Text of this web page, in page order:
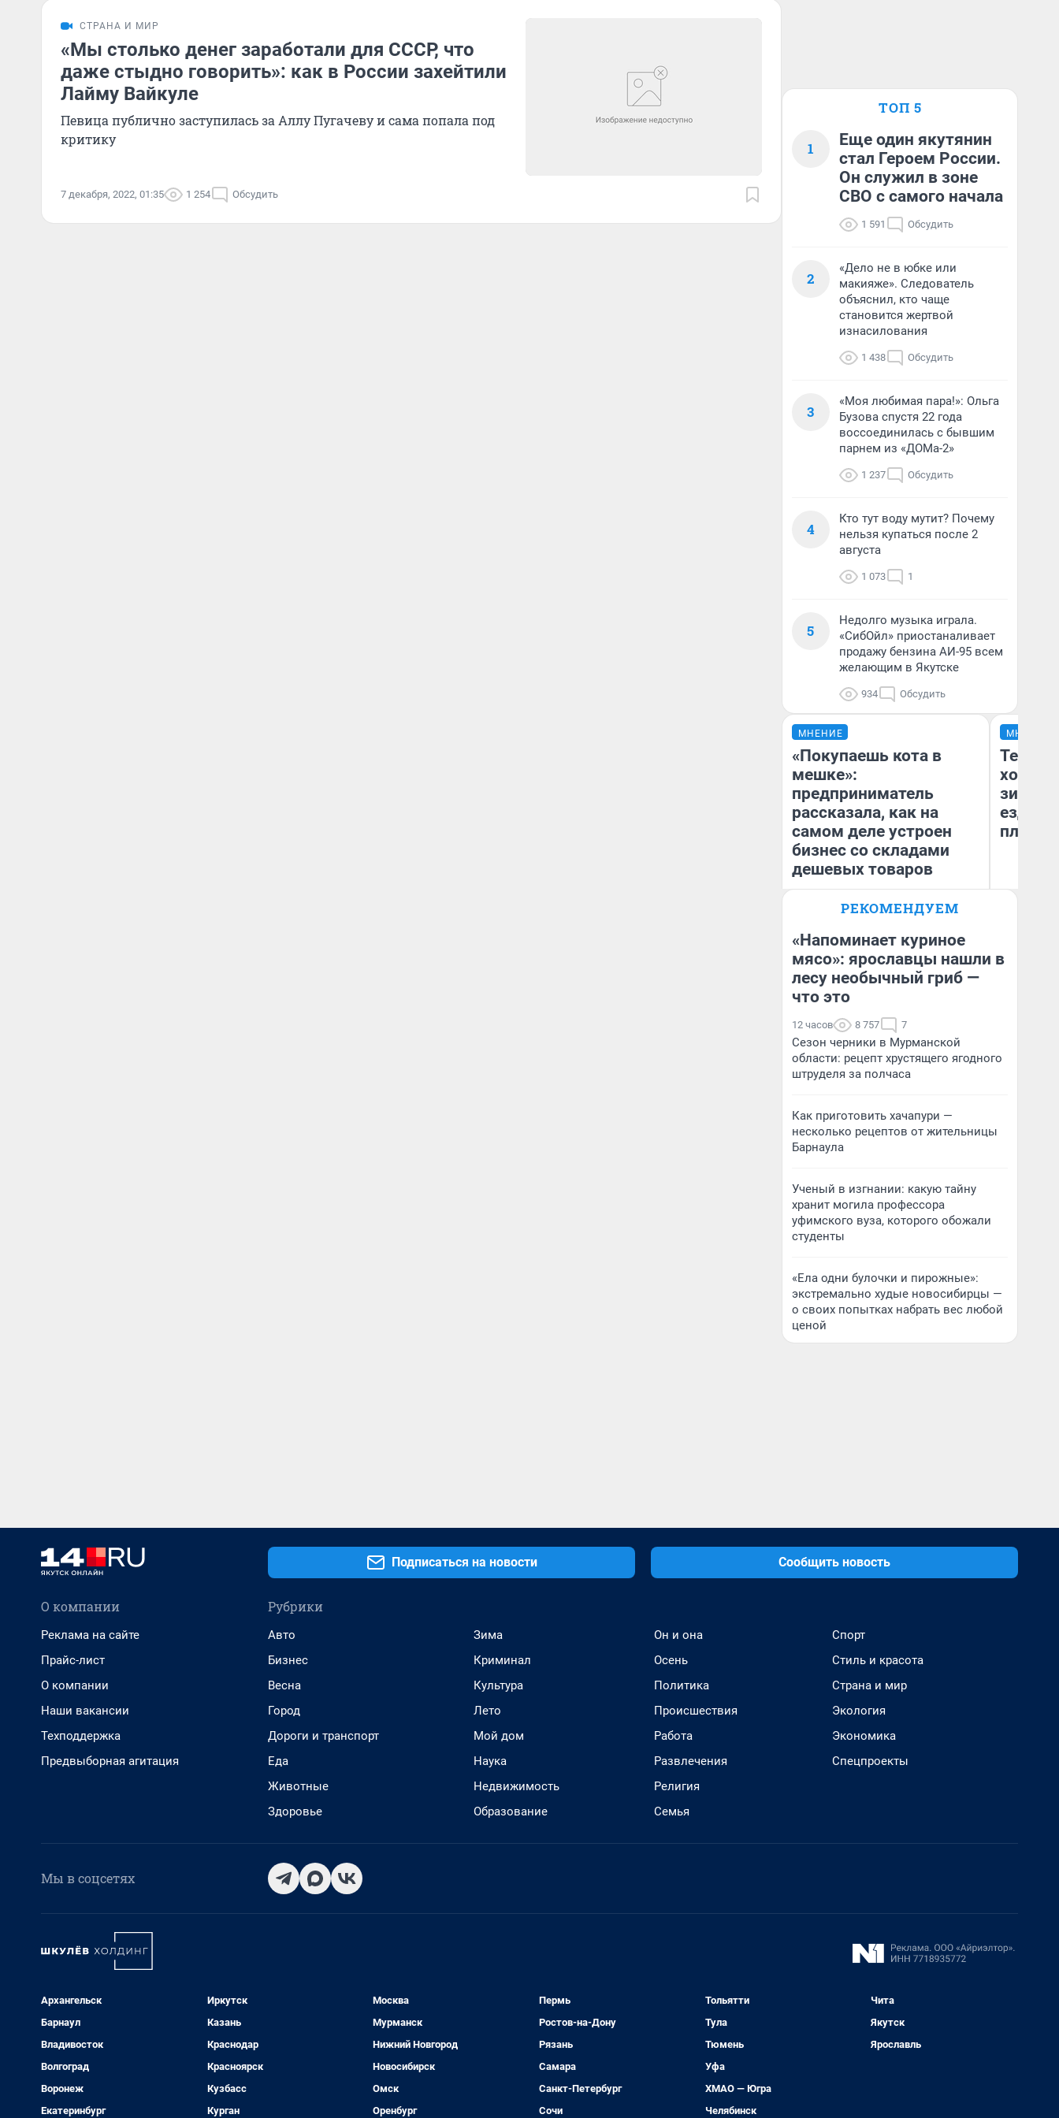
СТРАНА И МИР
«Мы столько денег заработали для СССР, что
даже стыдно говорить»: как в России захейтили
Лайму Вайкуле
Певица публично заступилась за Аллу Пугачеву и сама попала под
критику
7 декабря, 2022, 01:35 1 254 Обсудить
ТОП 5
1
Еще один якутянин
стал Героем России.
Он служил в зоне
СВО с самого начала
1 591 Обсудить
2
«Дело не в юбке или
макияже». Следователь
объяснил, кто чаще
становится жертвой
изнасилования
1 438 Обсудить
3
«Моя любимая пара!»: Ольга
Бузова спустя 22 года
воссоединилась с бывшим
парнем из «ДОМа-2»
1 237 Обсудить
4
Кто тут воду мутит? Почему
нельзя купаться после 2
августа
1 073 1
5
Недолго музыка играла.
«СибОйл» приостаналивает
продажу бензина АИ-95 всем
желающим в Якутске
934 Обсудить
МНЕНИЕ
«Покупаешь кота в
мешке»:
предприниматель
рассказала, как на
самом деле устроен
бизнес со складами
дешевых товаров
Наталья Шорохова
деньги соцразвития
МНЕНИЕ
Тепло
зимой.
ездит
плюсы
РЕКОМЕНДУЕМ
«Напоминает куриное
мясо»: ярославцы нашли в
лесу необычный гриб —
что это
12 часов 8 757 7
Сезон черники в Мурманской
области: рецепт хрустящего ягодного
штруделя за полчаса
Как приготовить хачапури —
несколько рецептов от жительницы
Барнаула
Ученый в изгнании: какую тайну
хранит могила профессора
уфимского вуза, которого обожали
студенты
«Ела одни булочки и пирожные»:
экстремально худые новосибирцы —
о своих попытках набрать вес любой
ценой
Подписаться на новости Сообщить новость
О компании
Реклама на сайте
Прайс-лист
О компании
Наши вакансии
Техподдержка
Предвыборная агитация
Рубрики
Авто
Бизнес
Весна
Город
Дороги и транспорт
Еда
Животные
Здоровье
Зима
Криминал
Культура
Лето
Мой дом
Наука
Недвижимость
Образование
Он и она
Осень
Политика
Происшествия
Работа
Развлечения
Религия
Семья
Спорт
Стиль и красота
Страна и мир
Экология
Экономика
Спецпроекты
Мы в соцсетях
Архангельск
Барнаул
Владивосток
Волгоград
Воронеж
Екатеринбург
Иркутск
Казань
Краснодар
Красноярск
Кузбасс
Курган
Москва
Мурманск
Нижний Новгород
Новосибирск
Омск
Оренбург
Пермь
Ростов-на-Дону
Рязань
Самара
Санкт-Петербург
Сочи
Тольятти
Тула
Тюмень
Уфа
ХМАО — Югра
Челябинск
Чита
Якутск
Ярославль